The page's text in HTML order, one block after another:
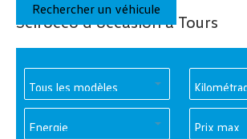
Scirocco d’occasion à Tours
Rechercher un véhicule